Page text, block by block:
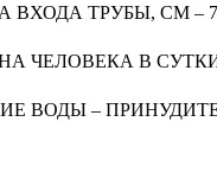
ВХОДА ТРУБЫ, СМ –
ЧЕЛОВЕКА В
ВОДЫ –